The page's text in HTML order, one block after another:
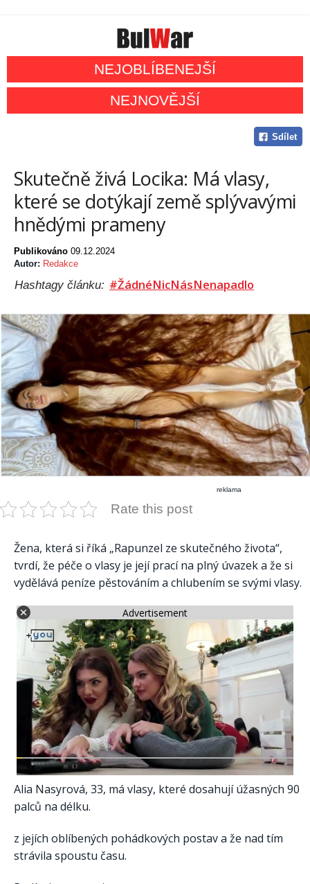
NEJOBLÍBENEJŠÍ
NEJNOVĚJŠÍ
Sdílet
Skutečně živá Locika: Má vlasy,
které se dotýkají země splývavými
hnědými prameny
Publikováno 09.12.2024
Autor: Redakce
Hashtagy článku: #ŽádnéNicNásNenapadlo
reklama
Rate this post
Žena, která si říká „Rapunzel ze skutečného života“,
tvrdí, že péče o vlasy je její prací na plný úvazek a že si
vydělává peníze pěstováním a chlubením se svými vlasy.
Advertisement
Alia Nasyrová, 33, má vlasy, které dosahují úžasných 90
palců na délku.
z jejích oblíbených pohádkových postav a že nad tím
strávila spoustu času.